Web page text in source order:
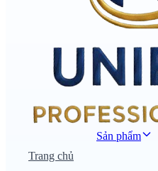
Trang chủ
Sản phẩm